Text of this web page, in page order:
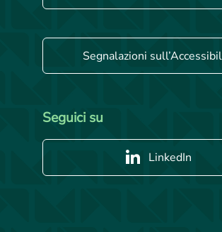
Segnalazioni
Seguici su
LinkedIn